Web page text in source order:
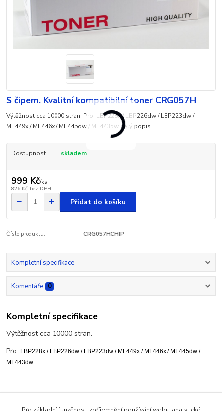
S čipem. Kvalitní kompatibilní toner CRG057H
Výtěžnost cca 10000 stran. Pro: LBP228x / LBP226dw / LBP223dw /
MF449x / MF446x / MF445dw / MF443dw celý popis
Dostupnost skladem
999 Kč/ks
826 Kč bez DPH
Přidat do košíku
Číslo produktu: CRG057HCHIP
Kompletní specifikace
Komentáře 0
Kompletní specifikace
Výtěžnost cca 10000 stran.
Pro: LBP228x / LBP226dw / LBP223dw / MF449x / MF446x / MF445dw /
MF443dw
Zboží zařazeno v kategoriích